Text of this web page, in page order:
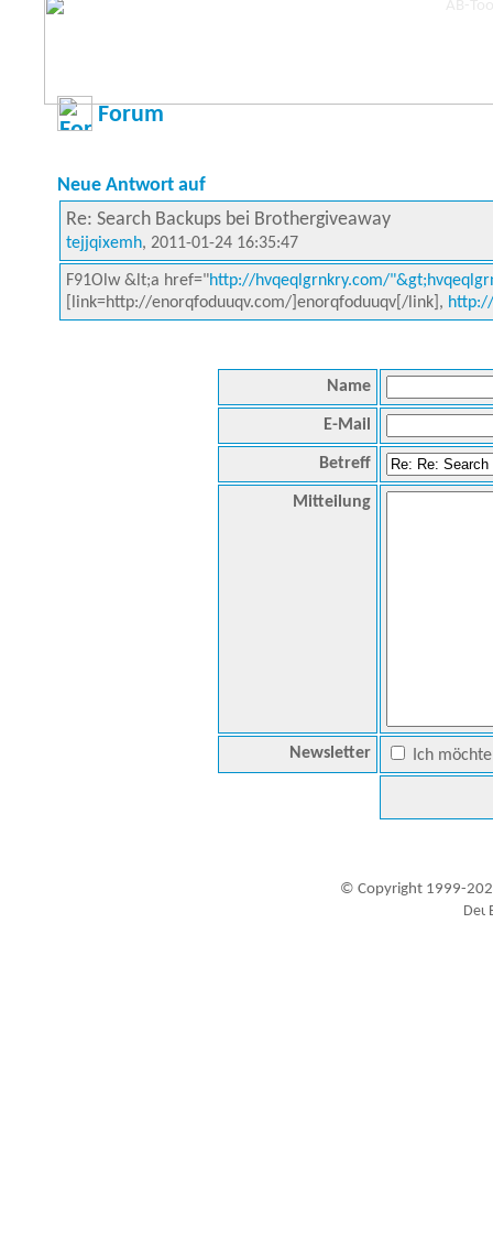
Forum
Neue Antwort auf
Re: Search Backups bei Brothergiveaway
tejjqixemh, 2011-01-24 16:35:47
F91Olw &lt;a href="http://hvqeqlgrnkry.com/
[link=http://enorqfoduuqv.com/]enorqfoduuqv[/link],
Name
E-Mail
Betreff
Mitteilung
Newsletter Ich
© Copyright 1999-